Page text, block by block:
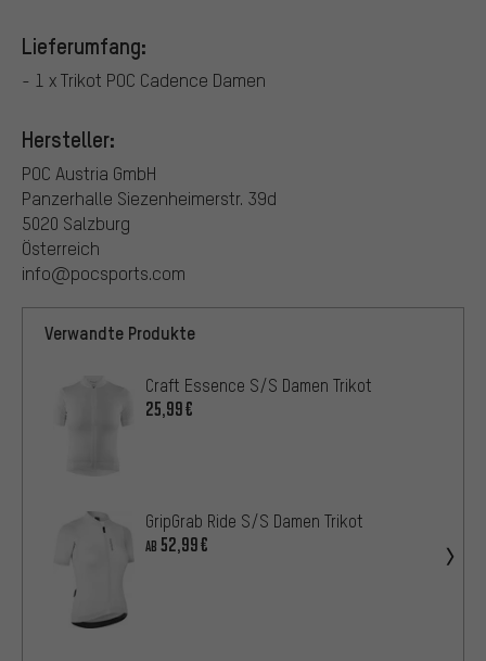
Lieferumfang:
- 1 x Trikot POC Cadence Damen
Hersteller:
POC Austria GmbH
Panzerhalle Siezenheimerstr. 39d
5020 Salzburg
Österreich
info@pocsports.com
Verwandte Produkte
Craft Essence S/S Damen Trikot
25,99€
GripGrab Ride S/S Damen Trikot
AB 52,99€